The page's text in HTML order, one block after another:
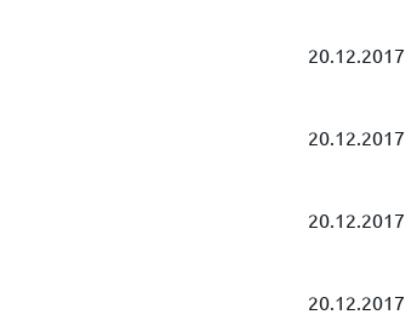
20.12.2017
20.12.2017
20.12.2017
20.12.2017